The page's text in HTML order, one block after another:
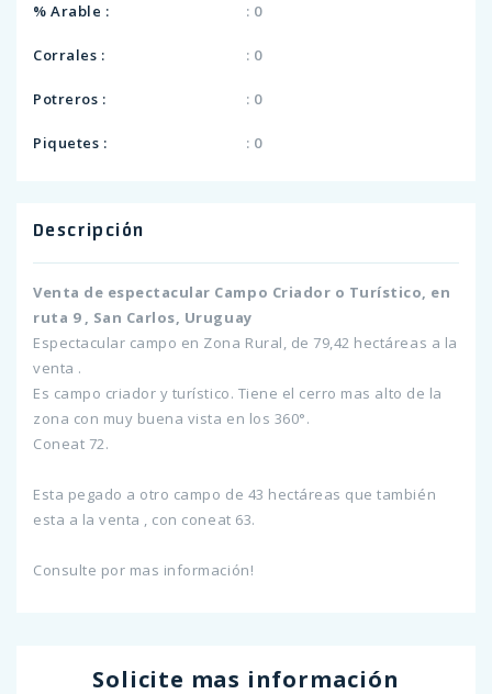
% Arable : : 0
Corrales : : 0
Potreros : : 0
Piquetes : : 0
Descripción
Venta de espectacular Campo Criador o Turístico, en
ruta 9 , San Carlos, Uruguay
Espectacular campo en Zona Rural, de 79,42 hectáreas a la
venta .
Es campo criador y turístico. Tiene el cerro mas alto de la
zona con muy buena vista en los 360°.
Coneat 72.
Esta pegado a otro campo de 43 hectáreas que también
esta a la venta , con coneat 63.
Consulte por mas información!
Solicite mas información